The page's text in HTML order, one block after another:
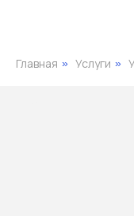
Главная » Услуги »